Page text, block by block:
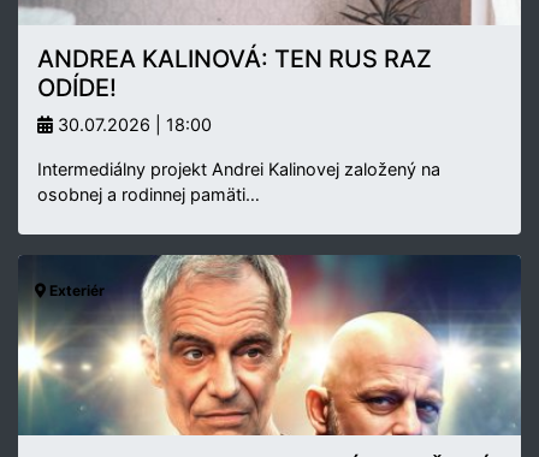
ANDREA KALINOVÁ: TEN RUS RAZ
ODÍDE!
30.07.2026 | 18:00
Intermediálny projekt Andrei Kalinovej založený na
osobnej a rodinnej pamäti…
Exteriér